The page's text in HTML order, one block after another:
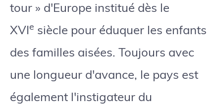
tour » d'Europe institué dès le
XVIe siècle pour éduquer les enfants
des familles aisées. Toujours avec
une longueur d'avance, le pays est
également l'instigateur du